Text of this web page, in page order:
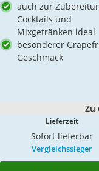
auch zur
Cocktails und
Mixgetränken ideal
besonderer
Geschmack
Zu
Lieferzeit
Sofort lieferbar
Vergleichssieger